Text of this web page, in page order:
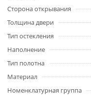
Сторона открывания
Толщина двери
Тип остекления
Наполнение
Тип полотна
Материал
Номенклатурная группа